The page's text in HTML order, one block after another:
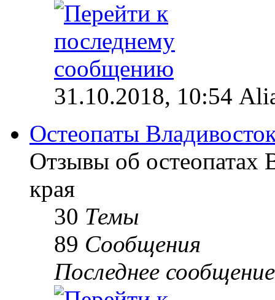
31.10.2018, 10:54
Остеопаты
Отзывы об остеопатах
края
30 Темы
89 Сообщения
Последнее сообщение